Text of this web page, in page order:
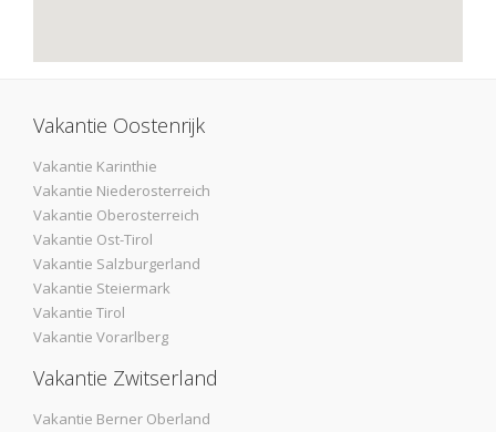
Vakantie Oostenrijk
Vakantie Karinthie
Vakantie Niederosterreich
Vakantie Oberosterreich
Vakantie Ost-Tirol
Vakantie Salzburgerland
Vakantie Steiermark
Vakantie Tirol
Vakantie Vorarlberg
Vakantie Zwitserland
Vakantie Berner Oberland